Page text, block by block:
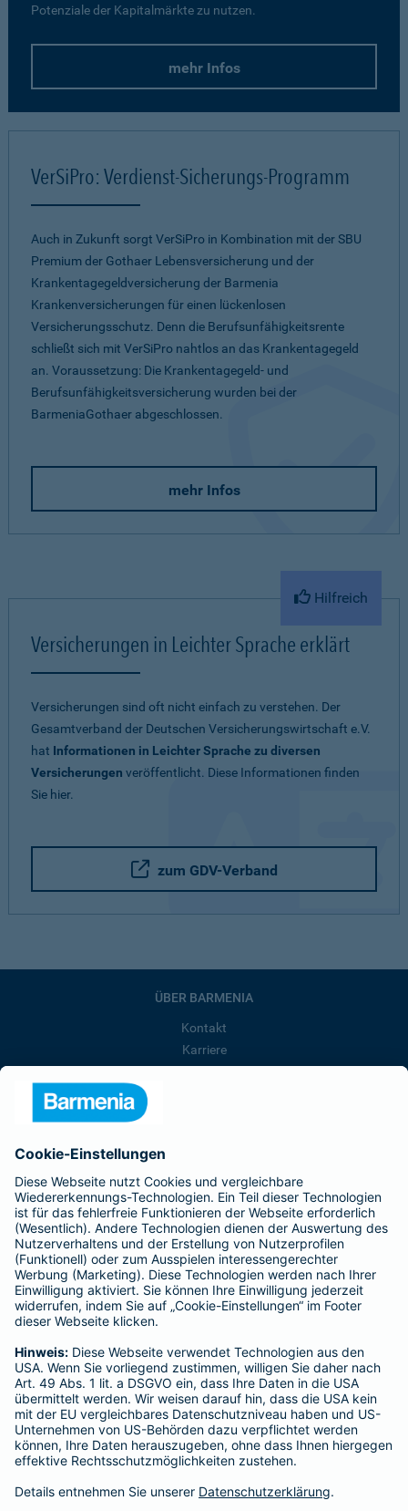
Potenziale der Kapitalmärkte zu nutzen.
mehr Infos
VerSiPro: Verdienst-Sicherungs-Programm
Auch in Zukunft sorgt VerSiPro in Kombination mit der SBU
Premium der Gothaer Lebensversicherung und der
Krankentagegeldversicherung der Barmenia
Krankenversicherungen für einen lückenlosen
Versicherungsschutz. Denn die Berufsunfähigkeitsrente
schließt sich mit VerSiPro nahtlos an das Krankentagegeld
an. Voraussetzung: Die Krankentagegeld- und
Berufsunfähigkeitsversicherung wurden bei der
BarmeniaGothaer abgeschlossen.
mehr Infos
Hilfreich
Versicherungen in Leichter Sprache erklärt
Versicherungen sind oft nicht einfach zu verstehen. Der
Gesamtverband der Deutschen Versicherungswirtschaft e.V.
hat Informationen in Leichter Sprache zu diversen
Versicherungen veröffentlicht. Diese Informationen finden
Sie hier.
zum GDV-Verband
ÜBER BARMENIA
Kontakt
Karriere
Barmenia ist Teil der BarmeniaGothaer
BELIEBTE SEITEN
Kranken-Zusatzversicherung
Tierversicherungen
Haftpflichtversicherung
Hausratversicherung
Adresse ändern
Schaden melden
Kilometerstandsmeldung
Serviceübersicht